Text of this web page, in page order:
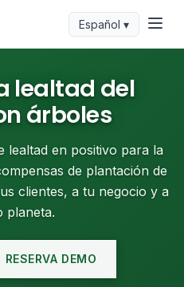
Español ▾
lealtad del
árboles
lealtad en positivo para la
de plantación de
clientes, a tu negocio y a
planeta.
RESERVA DEMO